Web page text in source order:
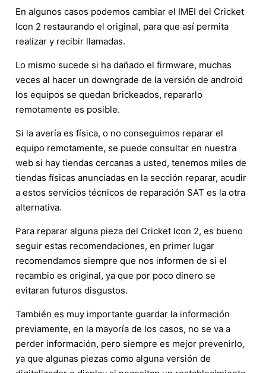
En algunos casos podemos cambiar el IMEI del Cricket
Icon 2 restaurando el original, para que así permita
realizar y recibir llamadas.
Lo mismo sucede si ha dañado el firmware, muchas
veces al hacer un downgrade de la versión de android
los equipos se quedan brickeados, repararlo
remotamente es posible.
Si la avería es física, o no conseguimos reparar el
equipo remotamente, se puede consultar en nuestra
web si hay tiendas cercanas a usted, tenemos miles de
tiendas físicas anunciadas en la sección reparar, acudir
a estos servicios técnicos de reparación SAT es la otra
alternativa.
Para reparar alguna pieza del Cricket Icon 2, es bueno
seguir estas recomendaciones, en primer lugar
recomendamos siempre que nos informen de si el
recambio es original, ya que por poco dinero se
evitaran futuros disgustos.
También es muy importante guardar la información
previamente, en la mayoría de los casos, no se va a
perder información, pero siempre es mejor prevenirlo,
ya que algunas piezas como alguna versión de